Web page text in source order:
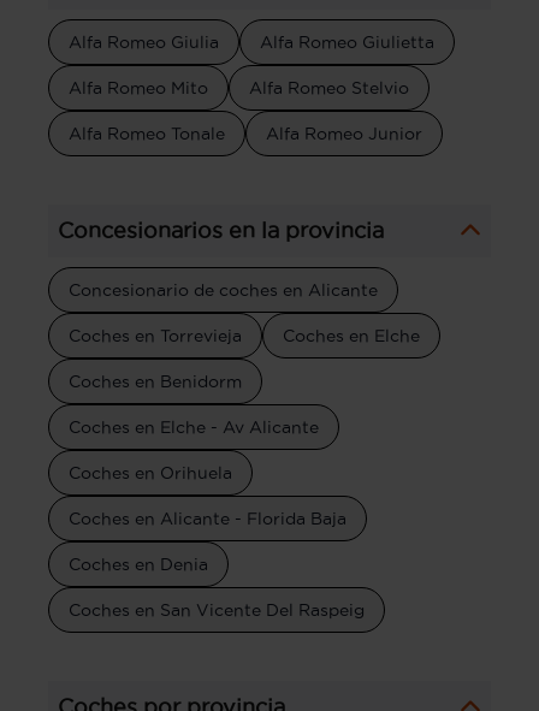
Alfa Romeo Giulia Alfa Romeo Giulietta
Alfa Romeo Mito Alfa Romeo Stelvio
Alfa Romeo Tonale Alfa Romeo Junior
Concesionarios en la provincia
Concesionario de coches en Alicante
Coches en Torrevieja Coches en Elche
Coches en Benidorm
Coches en Elche - Av Alicante
Coches en Orihuela
Coches en Alicante - Florida Baja
Coches en Denia
Coches en San Vicente Del Raspeig